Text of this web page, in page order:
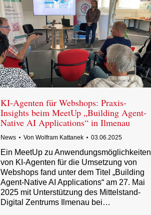
KI-Agenten für Webshops: Praxis-
Insights beim MeetUp „Building Agent-
Native AI Applications“ in Ilmenau
News Von Wolfram Kattanek 03.06.2025
Ein MeetUp zu Anwendungsmöglichkeiten
von KI-Agenten für die Umsetzung von
Webshops fand unter dem Titel „Building
Agent-Native AI Applications“ am 27. Mai
2025 mit Unterstützung des Mittelstand-
Digital Zentrums Ilmenau bei…